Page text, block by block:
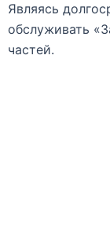
Являясь
обслуживать
частей.